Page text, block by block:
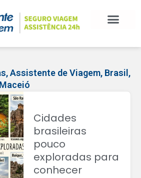
,Assistente de Viagem, Brasil ,
Maceió
Cidades
brasileiras
pouco
exploradas para
conhecer